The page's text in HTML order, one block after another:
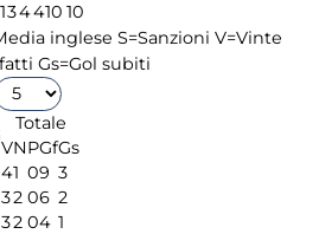
34410 10
inglese S=Sanzioni V=Vinte
Gs=Gol subiti
Totale
VNPGfGs
41 09 3
32 06 2
32 04 1